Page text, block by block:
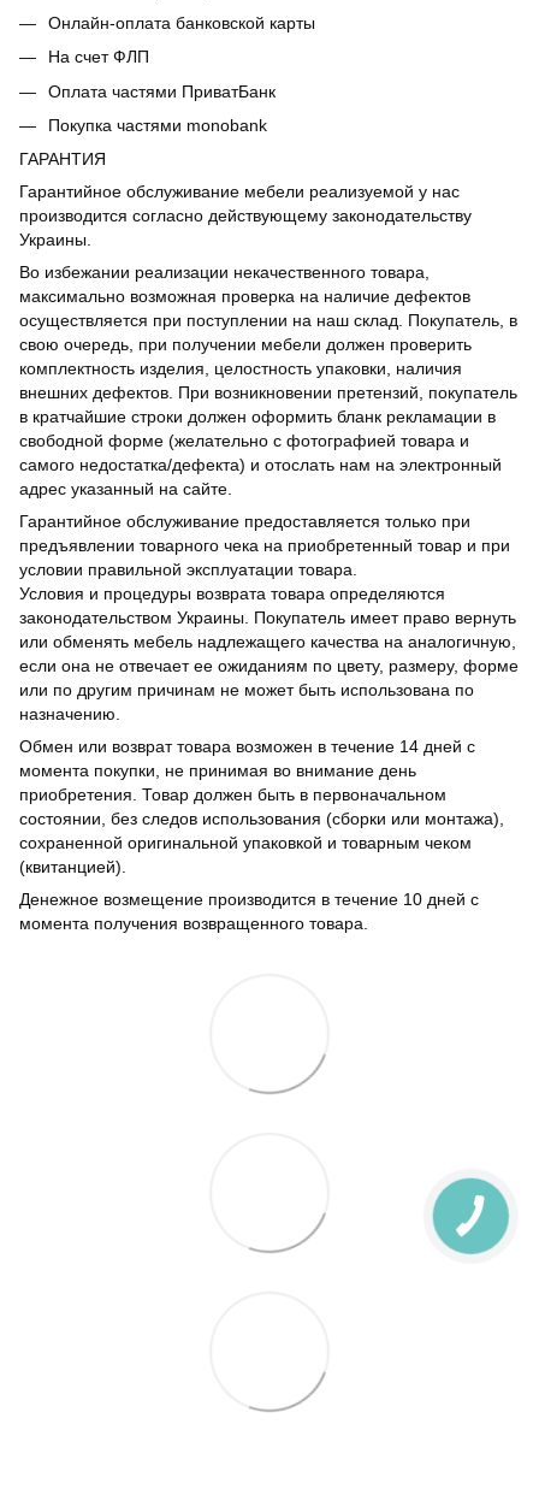
Онлайн-оплата банковской карты
На счет ФЛП
Оплата частями ПриватБанк
Покупка частями monobank
ГАРАНТИЯ
Гарантийное обслуживание мебели реализуемой у нас
производится согласно действующему законодательству
Украины.
Во избежании реализации некачественного товара,
максимально возможная проверка на наличие дефектов
осуществляется при поступлении на наш склад. Покупатель, в
свою очередь, при получении мебели должен проверить
комплектность изделия, целостность упаковки, наличия
внешних дефектов. При возникновении претензий, покупатель
в кратчайшие строки должен оформить бланк рекламации в
свободной форме (желательно с фотографией товара и
самого недостатка/дефекта) и отослать нам на электронный
адрес указанный на сайте.
Гарантийное обслуживание предоставляется только при
предъявлении товарного чека на приобретенный товар и при
условии правильной эксплуатации товара.
Условия и процедуры возврата товара определяются
законодательством Украины. Покупатель имеет право вернуть
или обменять мебель надлежащего качества на аналогичную,
если она не отвечает ее ожиданиям по цвету, размеру, форме
или по другим причинам не может быть использована по
назначению.
Обмен или возврат товара возможен в течение 14 дней с
момента покупки, не принимая во внимание день
приобретения. Товар должен быть в первоначальном
состоянии, без следов использования (сборки или монтажа),
сохраненной оригинальной упаковкой и товарным чеком
(квитанцией).
Денежное возмещение производится в течение 10 дней с
момента получения возвращенного товара.